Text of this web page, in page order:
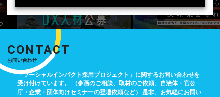
CONTACT
お問い合わせ
「ソーシャルインパクト採用プロジェクト」に関するお問い合わせを
受け付けています。
（参画のご相談、取材のご依頼、自治体・官公
庁・企業・団体向けセミナーの登壇依頼など）
是非、お気軽にお問い